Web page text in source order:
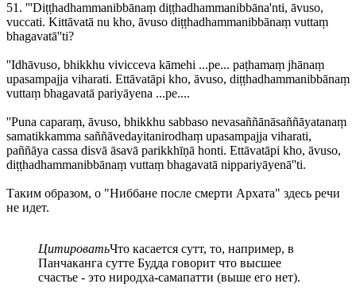
51. '''Diṭṭhadhammanibbānaṃ diṭṭhadhammanibbāna'nti, āvuso,
vuccati. Kittāvatā nu kho, āvuso diṭṭhadhammanibbānaṃ vuttaṃ
bhagavatā''ti?
''Idhāvuso, bhikkhu vivicceva kāmehi ...pe... paṭhamaṃ jhānaṃ
upasampajja viharati. Ettāvatāpi kho, āvuso, diṭṭhadhammanibbānaṃ
vuttaṃ bhagavatā pariyāyena ...pe....
''Puna caparaṃ, āvuso, bhikkhu sabbaso nevasaññānāsaññāyatanaṃ
samatikkamma saññāvedayitanirodhaṃ upasampajja viharati,
paññāya cassa disvā āsavā parikkhīṇā honti. Ettāvatāpi kho, āvuso,
diṭṭhadhammanibbānaṃ vuttaṃ bhagavatā nippariyāyenā''ti.
Таким образом, о "Ниббане после смерти Архата" здесь речи
не идет.
ЦитироватьЧто касается сутт, то, например, в
Панчаканга сутте Будда говорит что высшее
счастье - это ниродха-самапатти (выше его нет).